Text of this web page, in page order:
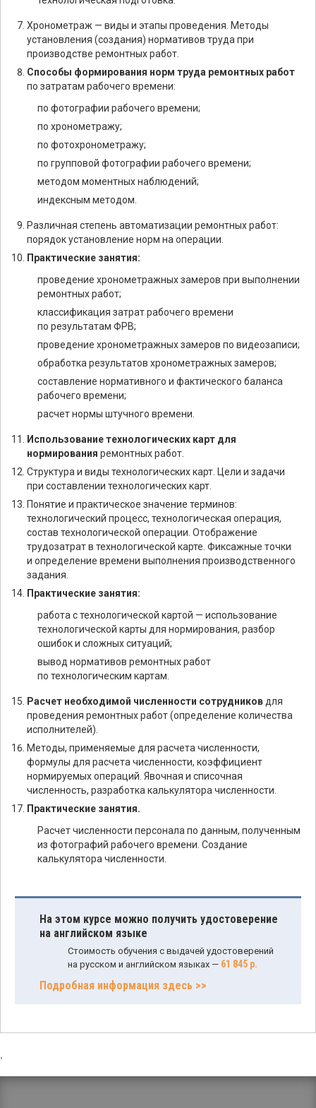
Хронометраж — виды и этапы проведения. Методы
установления (создания) нормативов труда при
производстве ремонтных работ.
Способы формирования норм труда ремонтных работ
по затратам рабочего времени:
по фотографии рабочего времени;
по хронометражу;
по фотохронометражу;
по групповой фотографии рабочего времени;
методом моментных наблюдений;
индексным методом.
Различная степень автоматизации ремонтных работ:
порядок установление норм на операции.
Практические занятия:
проведение хронометражных замеров при выполнении
ремонтных работ;
классификация затрат рабочего времени
по результатам ФРВ;
проведение хронометражных замеров по видеозаписи;
обработка результатов хронометражных замеров;
составление нормативного и фактического баланса
рабочего времени;
расчет нормы штучного времени.
Использование технологических карт для
нормирования ремонтных работ.
Структура и виды технологических карт. Цели и задачи
при составлении технологических карт.
Понятие и практическое значение терминов:
технологический процесс, технологическая операция,
состав технологической операции. Отображение
трудозатрат в технологической карте. Фиксажные точки
и определение времени выполнения производственного
задания.
Практические занятия:
работа с технологической картой — использование
технологической карты для нормирования, разбор
ошибок и сложных ситуаций;
вывод нормативов ремонтных работ
по технологическим картам.
Расчет необходимой численности сотрудников для
проведения ремонтных работ (определение количества
исполнителей).
Методы, применяемые для расчета численности,
формулы для расчета численности, коэффициент
нормируемых операций. Явочная и списочная
численность, разработка калькулятора численности.
Практические занятия.
Расчет численности персонала по данным, полученным
из фотографий рабочего времени. Создание
калькулятора численности.
На этом курсе можно получить удостоверение
на английском языке
Стоимость обучения с выдачей удостоверений
на русском и английском языках — 61 845 р.
Подробная информация здесь >>